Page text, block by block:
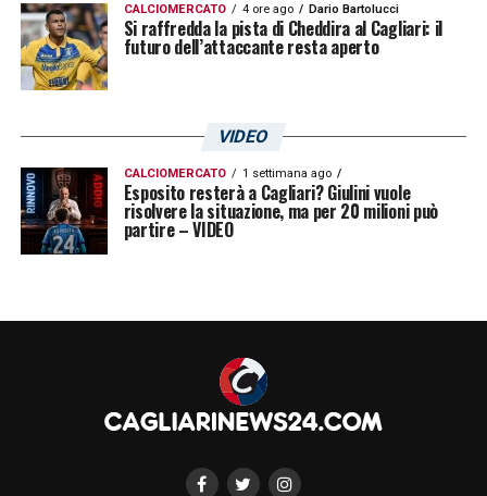
CALCIOMERCATO 4 ore ago Dario Bartolucci
Si raffredda la pista di Cheddira al Cagliari: il
futuro dell’attaccante resta aperto
VIDEO
CALCIOMERCATO 1 settimana ago
Esposito resterà a Cagliari? Giulini vuole
risolvere la situazione, ma per 20 milioni può
partire – VIDEO